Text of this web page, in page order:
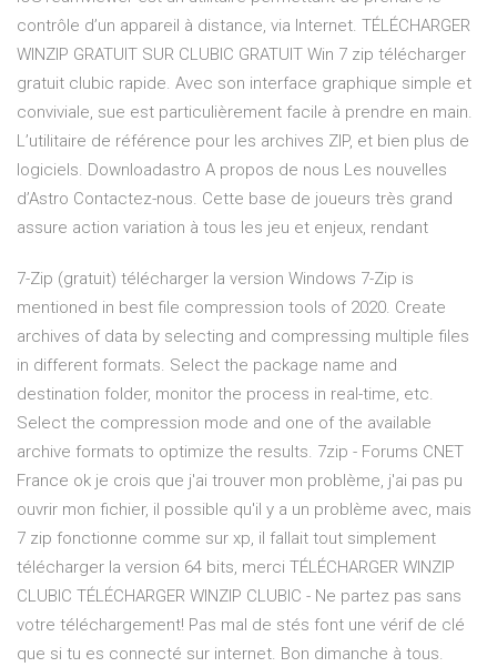
contrôle d’un appareil à distance, via Internet. TÉLÉCHARGER
WINZIP GRATUIT SUR CLUBIC GRATUIT Win 7 zip télécharger
gratuit clubic rapide. Avec son interface graphique simple et
conviviale, sue est particulièrement facile à prendre en main.
L’utilitaire de référence pour les archives ZIP, et bien plus de
logiciels. Downloadastro A propos de nous Les nouvelles
d’Astro Contactez-nous. Cette base de joueurs très grand
assure action variation à tous les jeu et enjeux, rendant
7-Zip (gratuit) télécharger la version Windows 7-Zip is
mentioned in best file compression tools of 2020. Create
archives of data by selecting and compressing multiple files
in different formats. Select the package name and
destination folder, monitor the process in real-time, etc.
Select the compression mode and one of the available
archive formats to optimize the results. 7zip - Forums CNET
France ok je crois que j'ai trouver mon problème, j'ai pas pu
ouvrir mon fichier, il possible qu'il y a un problème avec, mais
7 zip fonctionne comme sur xp, il fallait tout simplement
télécharger la version 64 bits, merci TÉLÉCHARGER WINZIP
CLUBIC TÉLÉCHARGER WINZIP CLUBIC - Ne partez pas sans
votre téléchargement! Pas mal de stés font une vérif de clé
que si tu es connecté sur internet. Bon dimanche à tous.